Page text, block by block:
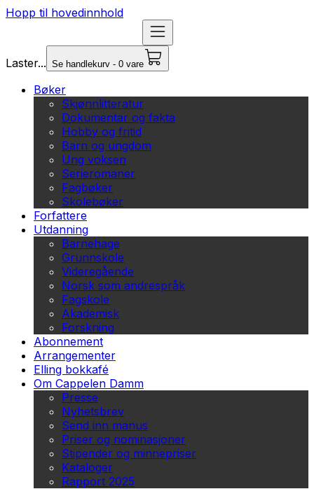
Hopp til hovedinnhold
Laster... Se handlekurv - 0 vare
Bøker
Skjønnlitteratur
Dokumentar og fakta
Hobby og fritid
Barn og ungdom
Ung voksen
Serieromaner
Fagbøker
Skolebøker
Forfattere
Utdanning
Barnehage
Grunnskole
Videregående
Norsk som andrespråk
Fagskole
Akademisk
Forskning
Abonnement
Arrangementer
Elling bokkafé
Om Cappelen Damm
Presse
Nyhetsbrev
Send inn manus
Priser og nominasjoner
Stipender og minnepriser
Kataloger
Rapport 2025